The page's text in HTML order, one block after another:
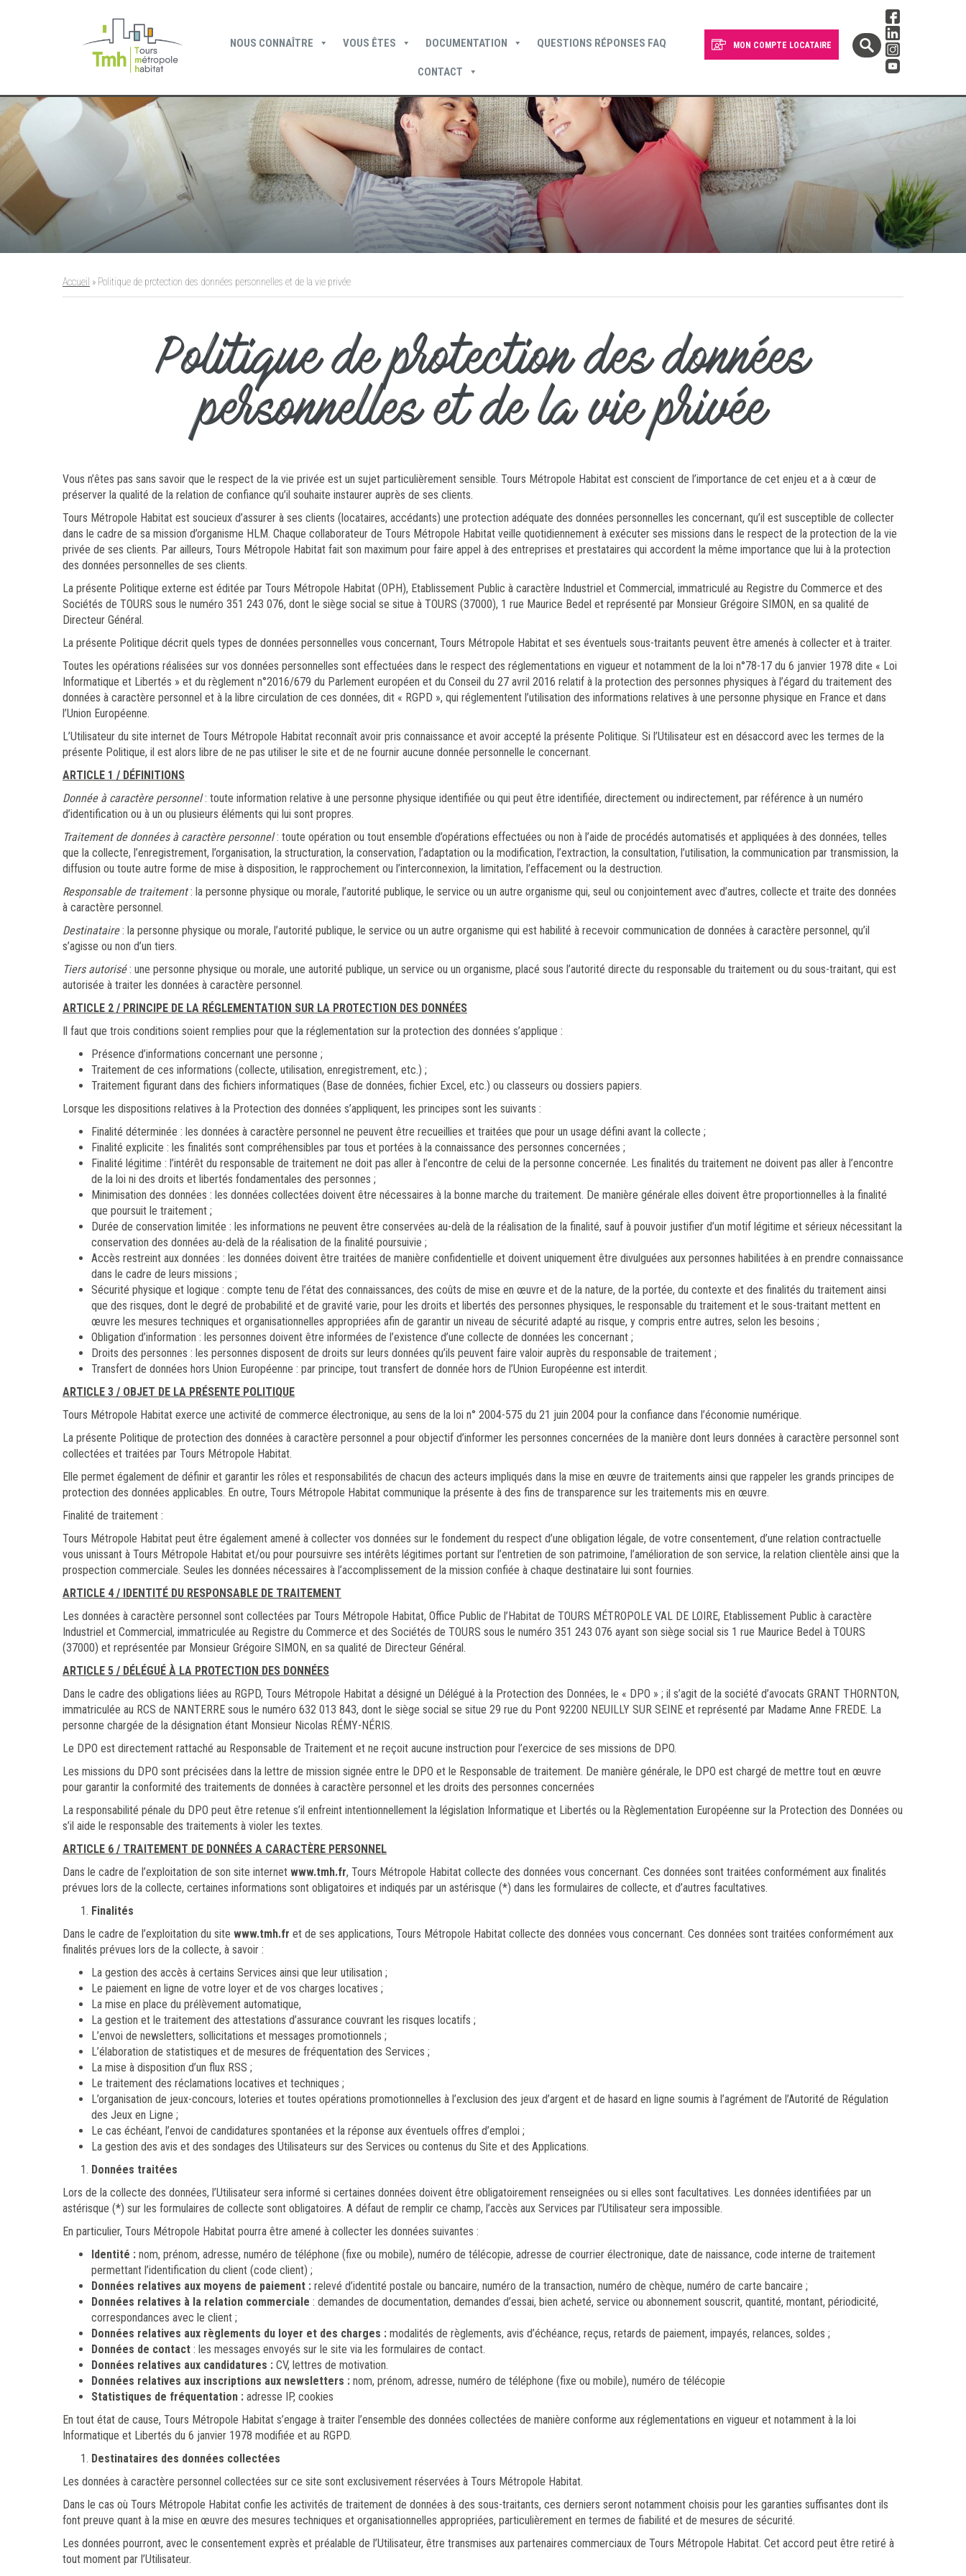
NOUS CONNAÎTRE VOUS ÊTES DOCUMENTATION QUESTIONS RÉPONSES FAQ
CONTACT
MON COMPTE LOCATAIRE
Devenir locataire Devenir propriétaire Je suis locataire
Accueil » Politique de protection des données personnelles et de la vie privée
Politique de protection des données
personnelles et de la vie privée
Vous n’êtes pas sans savoir que le respect de la vie privée est un sujet particulièrement sensible. Tours Métropole Habitat est conscient de l’importance de cet enjeu et a à cœur de
préserver la qualité de la relation de confiance qu’il souhaite instaurer auprès de ses clients.
Tours Métropole Habitat est soucieux d’assurer à ses clients (locataires, accédants) une protection adéquate des données personnelles les concernant, qu’il est susceptible de collecter
dans le cadre de sa mission d’organisme HLM. Chaque collaborateur de Tours Métropole Habitat veille quotidiennement à exécuter ses missions dans le respect de la protection de la vie
privée de ses clients. Par ailleurs, Tours Métropole Habitat fait son maximum pour faire appel à des entreprises et prestataires qui accordent la même importance que lui à la protection
des données personnelles de ses clients.
La présente Politique externe est éditée par Tours Métropole Habitat (OPH), Etablissement Public à caractère Industriel et Commercial, immatriculé au Registre du Commerce et des
Sociétés de TOURS sous le numéro 351 243 076, dont le siège social se situe à TOURS (37000), 1 rue Maurice Bedel et représenté par Monsieur Grégoire SIMON, en sa qualité de
Directeur Général.
La présente Politique décrit quels types de données personnelles vous concernant, Tours Métropole Habitat et ses éventuels sous-traitants peuvent être amenés à collecter et à traiter.
Toutes les opérations réalisées sur vos données personnelles sont effectuées dans le respect des réglementations en vigueur et notamment de la loi n°78-17 du 6 janvier 1978 dite « Loi
Informatique et Libertés » et du règlement n°2016/679 du Parlement européen et du Conseil du 27 avril 2016 relatif à la protection des personnes physiques à l’égard du traitement des
données à caractère personnel et à la libre circulation de ces données, dit « RGPD », qui réglementent l’utilisation des informations relatives à une personne physique en France et dans
l’Union Européenne.
L’Utilisateur du site internet de Tours Métropole Habitat reconnaît avoir pris connaissance et avoir accepté la présente Politique. Si l’Utilisateur est en désaccord avec les termes de la
présente Politique, il est alors libre de ne pas utiliser le site et de ne fournir aucune donnée personnelle le concernant.
ARTICLE 1 / DÉFINITIONS
Donnée à caractère personnel: toute information relative à une personne physique identifiée ou qui peut être identifiée, directement ou indirectement, par référence à un numéro
d’identification ou à un ou plusieurs éléments qui lui sont propres.
Traitement de données à caractère personnel: toute opération ou tout ensemble d’opérations effectuées ou non à l’aide de procédés automatisés et appliquées à des données, telles
que la collecte, l’enregistrement, l’organisation, la structuration, la conservation, l’adaptation ou la modification, l’extraction, la consultation, l’utilisation, la communication par transmission, la
diffusion ou toute autre forme de mise à disposition, le rapprochement ou l’interconnexion, la limitation, l’effacement ou la destruction.
Responsable de traitement: la personne physique ou morale, l’autorité publique, le service ou un autre organisme qui, seul ou conjointement avec d’autres, collecte et traite des données
à caractère personnel.
Destinataire: la personne physique ou morale, l’autorité publique, le service ou un autre organisme qui est habilité à recevoir communication de données à caractère personnel, qu’il
s’agisse ou non d’un tiers.
Tiers autorisé: une personne physique ou morale, une autorité publique, un service ou un organisme, placé sous l’autorité directe du responsable du traitement ou du sous-traitant, qui est
autorisée à traiter les données à caractère personnel.
ARTICLE 2 / PRINCIPE DE LA RÉGLEMENTATION SUR LA PROTECTION DES DONNÉES
Il faut que trois conditions soient remplies pour que la réglementation sur la protection des données s’applique :
Présence d’informations concernant une personne ;
Traitement de ces informations (collecte, utilisation, enregistrement, etc.) ;
Traitement figurant dans des fichiers informatiques (Base de données, fichier Excel, etc.) ou classeurs ou dossiers papiers.
Lorsque les dispositions relatives à la Protection des données s’appliquent, les principes sont les suivants :
Finalité déterminée : les données à caractère personnel ne peuvent être recueillies et traitées que pour un usage défini avant la collecte ;
Finalité explicite : les finalités sont compréhensibles par tous et portées à la connaissance des personnes concernées ;
Finalité légitime : l’intérêt du responsable de traitement ne doit pas aller à l’encontre de celui de la personne concernée. Les finalités du traitement ne doivent pas aller à l’encontre
de la loi ni des droits et libertés fondamentales des personnes ;
Minimisation des données : les données collectées doivent être nécessaires à la bonne marche du traitement. De manière générale elles doivent être proportionnelles à la finalité
que poursuit le traitement ;
Durée de conservation limitée : les informations ne peuvent être conservées au-delà de la réalisation de la finalité, sauf à pouvoir justifier d’un motif légitime et sérieux nécessitant la
conservation des données au-delà de la réalisation de la finalité poursuivie ;
Accès restreint aux données : les données doivent être traitées de manière confidentielle et doivent uniquement être divulguées aux personnes habilitées à en prendre connaissance
dans le cadre de leurs missions ;
Sécurité physique et logique : compte tenu de l’état des connaissances, des coûts de mise en œuvre et de la nature, de la portée, du contexte et des finalités du traitement ainsi
que des risques, dont le degré de probabilité et de gravité varie, pour les droits et libertés des personnes physiques, le responsable du traitement et le sous-traitant mettent en
œuvre les mesures techniques et organisationnelles appropriées afin de garantir un niveau de sécurité adapté au risque, y compris entre autres, selon les besoins ;
Obligation d’information : les personnes doivent être informées de l’existence d’une collecte de données les concernant ;
Droits des personnes : les personnes disposent de droits sur leurs données qu’ils peuvent faire valoir auprès du responsable de traitement ;
Transfert de données hors Union Européenne : par principe, tout transfert de donnée hors de l’Union Européenne est interdit.
ARTICLE 3 / OBJET DE LA PRÉSENTE POLITIQUE
Tours Métropole Habitat exerce une activité de commerce électronique, au sens de la loi n° 2004-575 du 21 juin 2004 pour la confiance dans l’économie numérique.
La présente Politique de protection des données à caractère personnel a pour objectif d’informer les personnes concernées de la manière dont leurs données à caractère personnel sont
collectées et traitées par Tours Métropole Habitat.
Elle permet également de définir et garantir les rôles et responsabilités de chacun des acteurs impliqués dans la mise en œuvre de traitements ainsi que rappeler les grands principes de
protection des données applicables. En outre, Tours Métropole Habitat communique la présente à des fins de transparence sur les traitements mis en œuvre.
Finalité de traitement :
Tours Métropole Habitat peut être également amené à collecter vos données sur le fondement du respect d’une obligation légale, de votre consentement, d’une relation contractuelle
vous unissant à Tours Métropole Habitat et/ou pour poursuivre ses intérêts légitimes portant sur l’entretien de son patrimoine, l’amélioration de son service, la relation clientèle ainsi que la
prospection commerciale. Seules les données nécessaires à l’accomplissement de la mission confiée à chaque destinataire lui sont fournies.
ARTICLE 4 / IDENTITÉ DU RESPONSABLE DE TRAITEMENT
Les données à caractère personnel sont collectées par Tours Métropole Habitat, Office Public de l’Habitat de TOURS MÉTROPOLE VAL DE LOIRE, Etablissement Public à caractère
Industriel et Commercial, immatriculée au Registre du Commerce et des Sociétés de TOURS sous le numéro 351 243 076 ayant son siège social sis 1 rue Maurice Bedel à TOURS
(37000) et représentée par Monsieur Grégoire SIMON, en sa qualité de Directeur Général.
ARTICLE 5 / DÉLÉGUÉ À LA PROTECTION DES DONNÉES
Dans le cadre des obligations liées au RGPD, Tours Métropole Habitat a désigné un Délégué à la Protection des Données, le « DPO » ; il s’agit de la société d’avocats GRANT THORNTON,
immatriculée au RCS de NANTERRE sous le numéro 632 013 843, dont le siège social se situe 29 rue du Pont 92200 NEUILLY SUR SEINE et représenté par Madame Anne FREDE. La
personne chargée de la désignation étant Monsieur Nicolas RÉMY-NÉRIS.
Le DPO est directement rattaché au Responsable de Traitement et ne reçoit aucune instruction pour l’exercice de ses missions de DPO.
Les missions du DPO sont précisées dans la lettre de mission signée entre le DPO et le Responsable de traitement. De manière générale, le DPO est chargé de mettre tout en œuvre
pour garantir la conformité des traitements de données à caractère personnel et les droits des personnes concernées
La responsabilité pénale du DPO peut être retenue s’il enfreint intentionnellement la législation Informatique et Libertés ou la Règlementation Européenne sur la Protection des Données ou
s’il aide le responsable des traitements à violer les textes.
ARTICLE 6 / TRAITEMENT DE DONNÉES A CARACTÈRE PERSONNEL
Dans le cadre de l’exploitation de son site internet www.tmh.fr, Tours Métropole Habitat collecte des données vous concernant. Ces données sont traitées conformément aux finalités
prévues lors de la collecte, certaines informations sont obligatoires et indiqués par un astérisque (*) dans les formulaires de collecte, et d’autres facultatives.
Finalités
Dans le cadre de l’exploitation du site www.tmh.fr et de ses applications, Tours Métropole Habitat collecte des données vous concernant. Ces données sont traitées conformément aux
finalités prévues lors de la collecte, à savoir :
La gestion des accès à certains Services ainsi que leur utilisation ;
Le paiement en ligne de votre loyer et de vos charges locatives ;
La mise en place du prélèvement automatique,
La gestion et le traitement des attestations d’assurance couvrant les risques locatifs ;
L’envoi de newsletters, sollicitations et messages promotionnels ;
L’élaboration de statistiques et de mesures de fréquentation des Services ;
La mise à disposition d’un flux RSS ;
Le traitement des réclamations locatives et techniques ;
L’organisation de jeux-concours, loteries et toutes opérations promotionnelles à l’exclusion des jeux d’argent et de hasard en ligne soumis à l’agrément de l’Autorité de Régulation
des Jeux en Ligne ;
Le cas échéant, l’envoi de candidatures spontanées et la réponse aux éventuels offres d’emploi ;
La gestion des avis et des sondages des Utilisateurs sur des Services ou contenus du Site et des Applications.
Données traitées
Lors de la collecte des données, l’Utilisateur sera informé si certaines données doivent être obligatoirement renseignées ou si elles sont facultatives. Les données identifiées par un
astérisque (*) sur les formulaires de collecte sont obligatoires. A défaut de remplir ce champ, l’accès aux Services par l’Utilisateur sera impossible.
En particulier, Tours Métropole Habitat pourra être amené à collecter les données suivantes :
Identité : nom, prénom, adresse, numéro de téléphone (fixe ou mobile), numéro de télécopie, adresse de courrier électronique, date de naissance, code interne de traitement
permettant l’identification du client (code client) ;
Données relatives aux moyens de paiement : relevé d’identité postale ou bancaire, numéro de la transaction, numéro de chèque, numéro de carte bancaire ;
Données relatives à la relation commerciale : demandes de documentation, demandes d’essai, bien acheté, service ou abonnement souscrit, quantité, montant, périodicité,
correspondances avec le client ;
Données relatives aux règlements du loyer et des charges : modalités de règlements, avis d’échéance, reçus, retards de paiement, impayés, relances, soldes ;
Données de contact : les messages envoyés sur le site via les formulaires de contact.
Données relatives aux candidatures : CV, lettres de motivation.
Données relatives aux inscriptions aux newsletters : nom, prénom, adresse, numéro de téléphone (fixe ou mobile), numéro de télécopie
Statistiques de fréquentation : adresse IP, cookies
En tout état de cause, Tours Métropole Habitat s’engage à traiter l’ensemble des données collectées de manière conforme aux réglementations en vigueur et notamment à la loi
Informatique et Libertés du 6 janvier 1978 modifiée et au RGPD.
Destinataires des données collectées
Les données à caractère personnel collectées sur ce site sont exclusivement réservées à Tours Métropole Habitat.
Dans le cas où Tours Métropole Habitat confie les activités de traitement de données à des sous-traitants, ces derniers seront notamment choisis pour les garanties suffisantes dont ils
font preuve quant à la mise en œuvre des mesures techniques et organisationnelles appropriées, particulièrement en termes de fiabilité et de mesures de sécurité.
Les données pourront, avec le consentement exprès et préalable de l’Utilisateur, être transmises aux partenaires commerciaux de Tours Métropole Habitat. Cet accord peut être retiré à
tout moment par l’Utilisateur.